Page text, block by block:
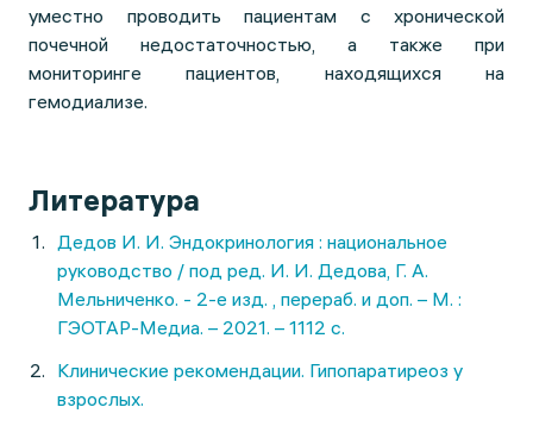
уместно проводить пациентам с хронической
почечной недостаточностью, а также при
мониторинге пациентов, находящихся на
гемодиализе.
Литература
Дедов И. И. Эндокринология : национальное
руководство / под ред. И. И. Дедова, Г. А.
Мельниченко. - 2-е изд. , перераб. и доп. – М. :
ГЭОТАР-Медиа. – 2021. – 1112 с.
Клинические рекомендации. Гипопаратиреоз у
взрослых.